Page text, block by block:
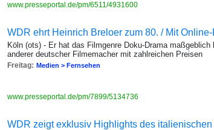
www.presseportal.de/pm/6511/4931600
WDR ehrt Heinrich Breloer zum 80. / Mit
Köln (ots) - Er hat das Filmgenre Doku-Drama
anderer deutscher Filmemacher mit zahlreichen Preisen
Freitag: Medien > Fernsehen
www.presseportal.de/pm/7899/5134736
WDR zeigt exklusiv Highlights des italienischen